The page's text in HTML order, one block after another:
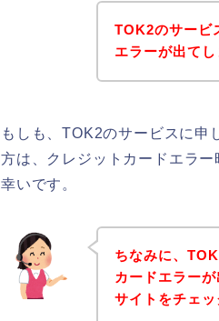
TOK2のサービ
エラーが出て
もしも、TOK2のサービスに申
方は、クレジットカードエラ
幸いです。
ちなみに、
カードエラー
サイトをチェ